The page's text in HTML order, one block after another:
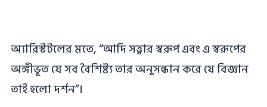
অ্যারিস্টটলের মতে, “আদি সত্ত্বার স্বরূপ এবং এ স্বরূপের
অঙ্গীভূত যে সব বৈশিষ্ট্য তার অনুসন্ধান করে যে বিজ্ঞান
তাই হলাে দর্শন”।